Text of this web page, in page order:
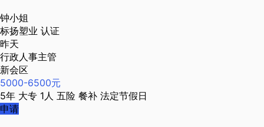
钟小姐
标扬塑业 认证
昨天
行政人事主管
新会区
5000-6500元
5年 大专 1人 五险 餐补 法定节假日
申请